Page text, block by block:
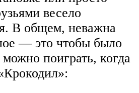
весело
В общем, неважна
— это чтобы было
поиграть, когда